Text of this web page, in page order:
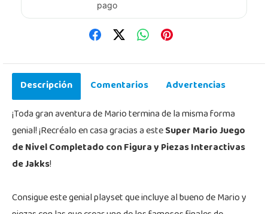
Descripción Comentarios
Advertencias
¡Toda gran aventura de Mario termina de la misma forma
genial! ¡Recréalo en casa gracias a esteSuper Mario Juego
de Nivel Completado con Figura y Piezas Interactivas
de Jakks!
Consigue este genial playset que incluye al bueno de Mario y